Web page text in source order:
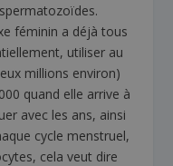
féminin a déjà tous
utiliser au
millions environ)
quand elle arrive à
avec les ans, ainsi
cycle menstruel,
cela veut dire